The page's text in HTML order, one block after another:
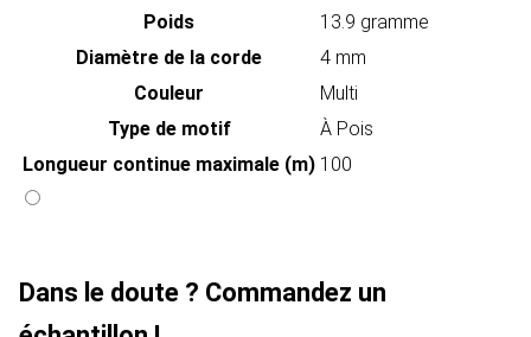
Poids
13.9 gramme
Diamètre de la corde
4 mm
Couleur
Multi
Type de motif
À Pois
Longueur continue maximale (m) 100
Dans le doute ? Commandez un